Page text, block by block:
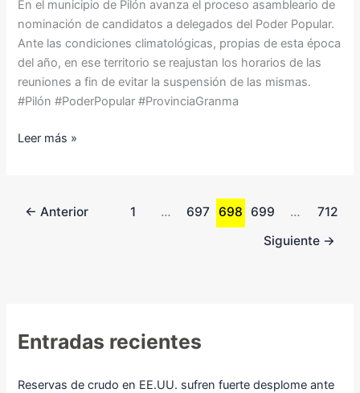
En el municipio de Pilón avanza el proceso asambleario de
nominación de candidatos a delegados del Poder Popular.
Ante las condiciones climatológicas, propias de esta época
del año, en ese territorio se reajustan los horarios de las
reuniones a fin de evitar la suspensión de las mismas.
#Pilón #PoderPopular #ProvinciaGranma
Leer más »
← Anterior 1 … 697 698 699 …
712
Siguiente →
Entradas recientes
Reservas de crudo en EE.UU. sufren fuerte desplome ante